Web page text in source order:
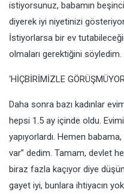
istiyorsunuz, babamın
diyerek iyi niyetinizi
İstiyorlarsa bir ev
olmaları gerektiğini söyledim.
‘HİÇBİRİMİZLE
Daha sonra bazı kadınlar
hepsi 1.5 ay içinde oldu.
yapıyorlardı. Hemen
var” dedim. Tamam, devlet
biraz fazla kaçıyor diye
gayet iyi, bunlara ihtiyacın